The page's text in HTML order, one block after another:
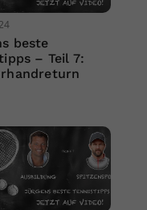
beste
– Teil 7: